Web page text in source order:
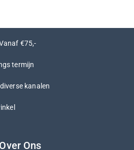
€75,-
termijn
kanalen
Over Ons